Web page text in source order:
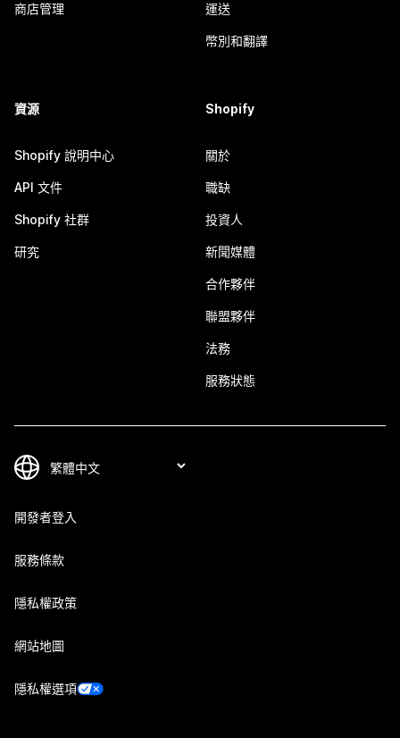
商店管理 運送
幣別和翻譯
資源
Shopify 說明中心
API 文件
Shopify 社群
研究
Shopify
關於
職缺
投資人
新聞媒體
合作夥伴
聯盟夥伴
法務
服務狀態
開發者登入
服務條款
隱私權政策
網站地圖
隱私權選項